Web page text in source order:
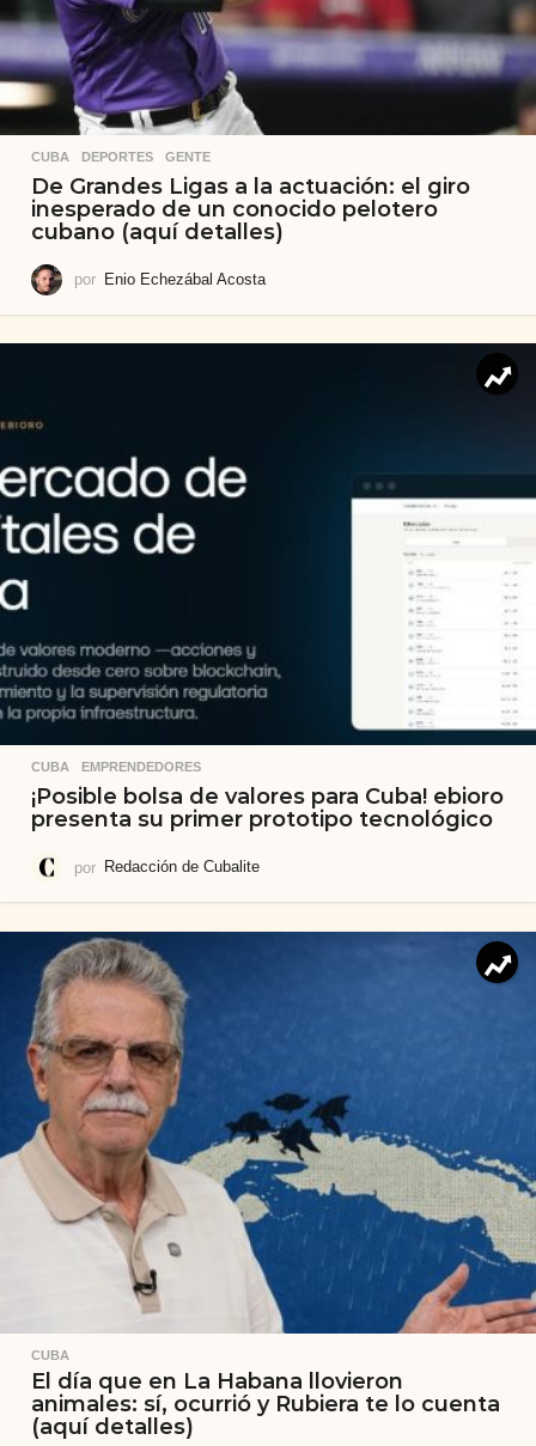
CUBA ,DEPORTES ,GENTE
De Grandes Ligas a la actuación: el giro
inesperado de un conocido pelotero
cubano (aquí detalles)
por Enio Echezábal Acosta
CUBA ,EMPRENDEDORES
¡Posible bolsa de valores para Cuba! ebioro
presenta su primer prototipo tecnológico
por Redacción de Cubalite
CUBA
El día que en La Habana llovieron
animales: sí, ocurrió y Rubiera te lo cuenta
(aquí detalles)